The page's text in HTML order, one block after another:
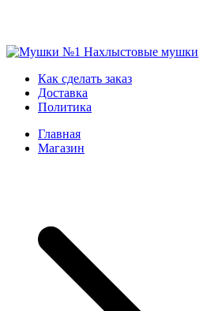
Skip
content
Мушки №1
Нахлыстовые мушки
Как сделать заказ
Доставка
Политика
Главная
Магазин